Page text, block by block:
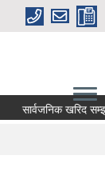
सार्वजनिक खरिद